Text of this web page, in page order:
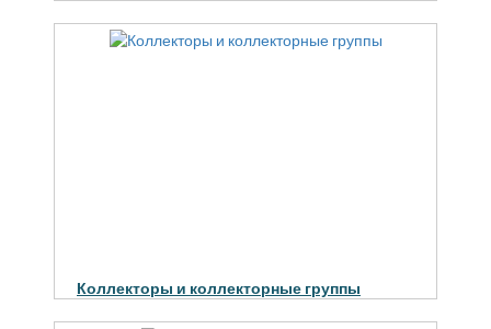
Коллекторы и коллекторные группы